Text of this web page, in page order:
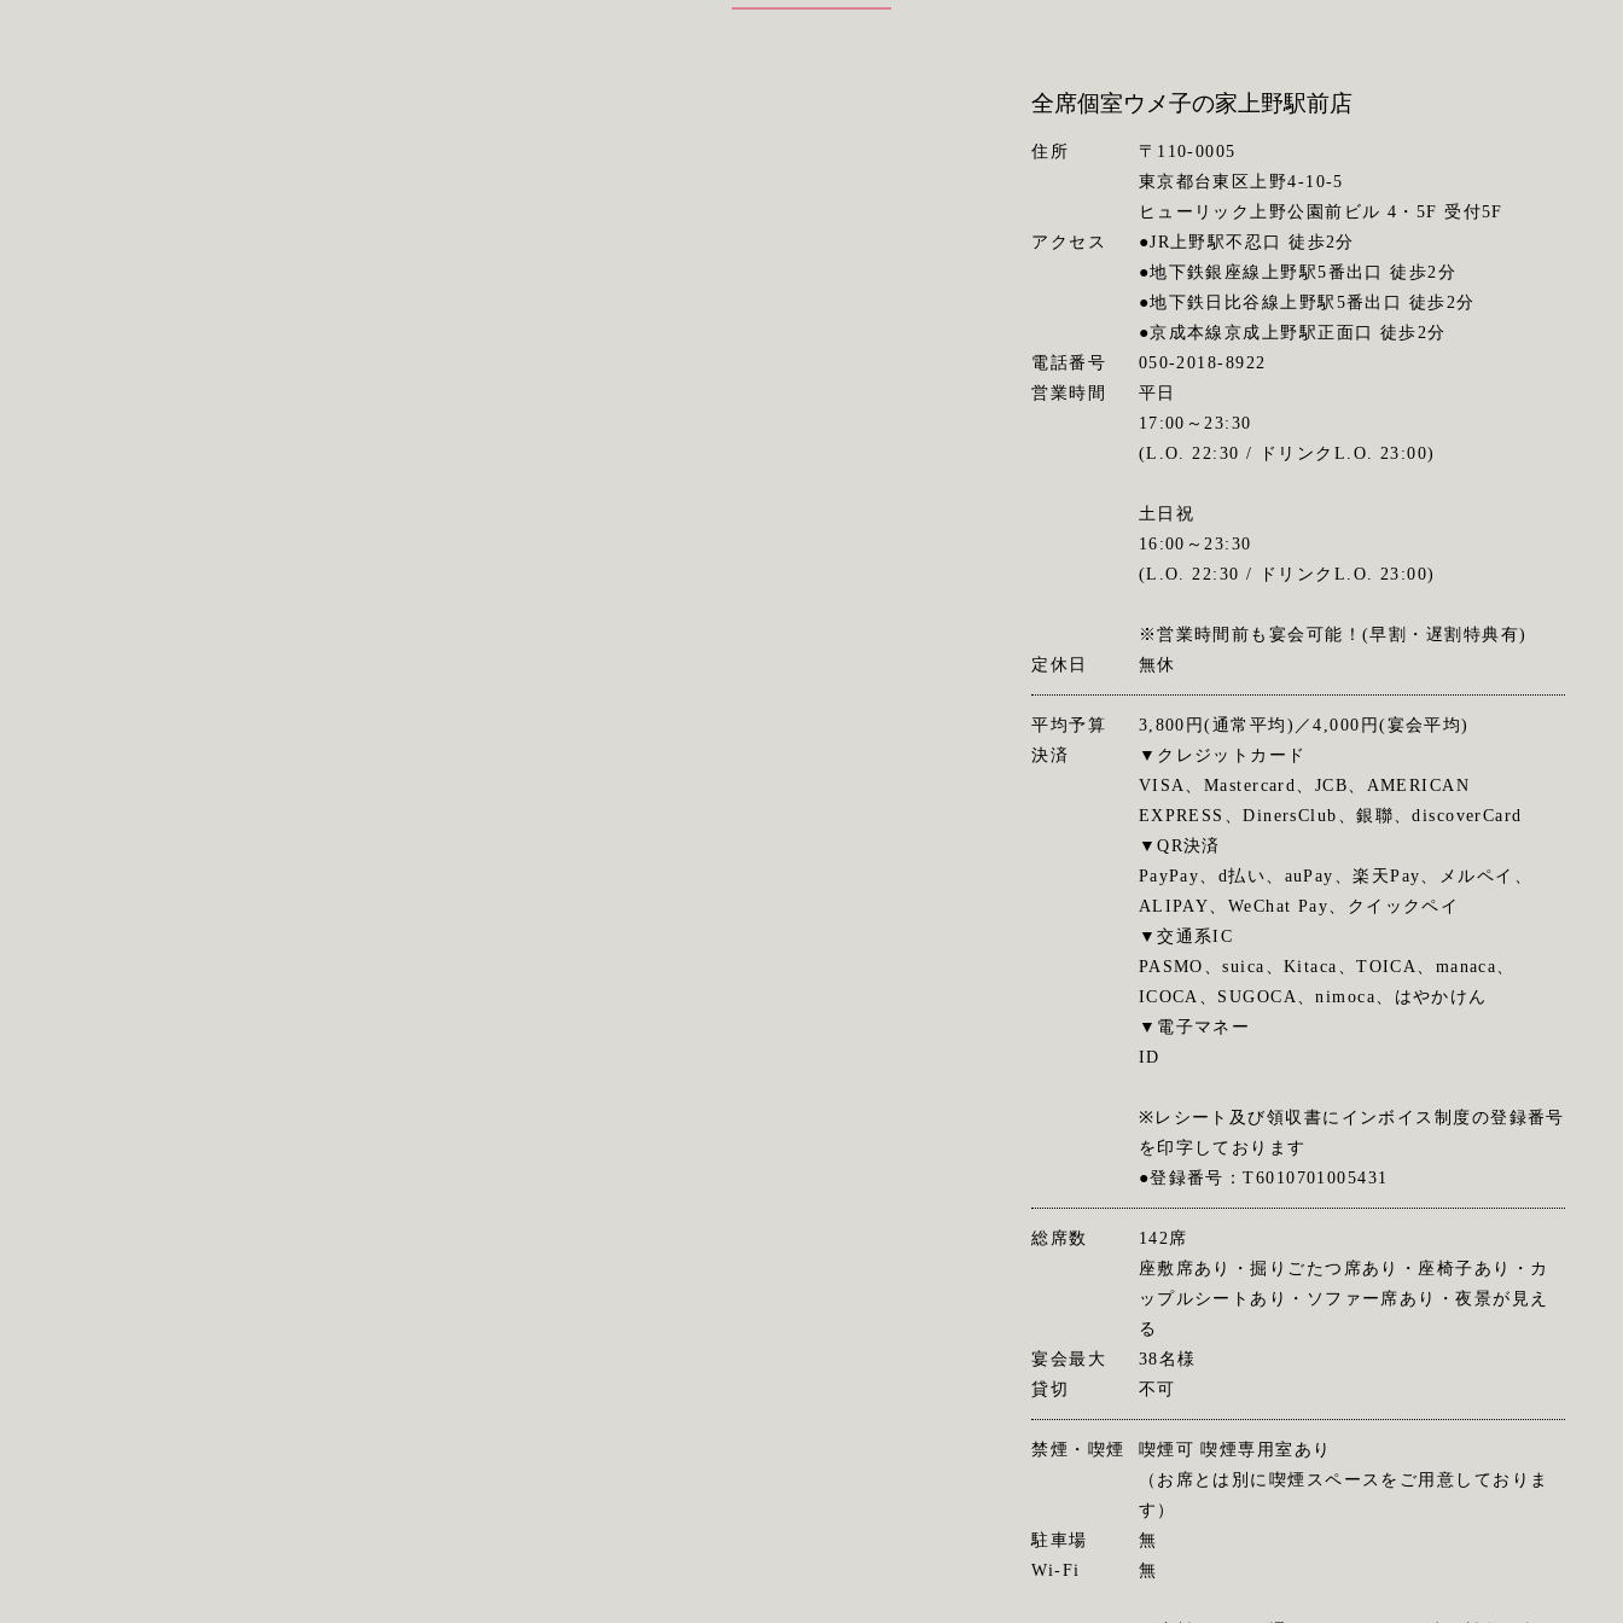
全席個室ウメ子の家 上野駅前店
住所
〒110-0005
東京都台東区上野4-10-5
ヒューリック上野公園前ビル 4・5F 受付5F
アクセス
●JR上野駅不忍口 徒歩2分
●地下鉄銀座線上野駅5番出口 徒歩2分
●地下鉄日比谷線上野駅5番出口 徒歩2分
●京成本線京成上野駅正面口 徒歩2分
電話番号
050-2018-8922
営業時間
平日
17:00～23:30
(L.O. 22:30 / ドリンクL.O. 23:00)
土日祝
16:00～23:30
(L.O. 22:30 / ドリンクL.O. 23:00)
※営業時間前も宴会可能！(早割・遅割特典有)
定休日
無休
平均予算
3,800円(通常平均)／4,000円(宴会平均)
決済
▼クレジットカード
VISA、Mastercard、JCB、AMERICAN
EXPRESS、DinersClub、銀聯、discoverCard
▼QR決済
PayPay、d払い、auPay、楽天Pay、メルペイ、
ALIPAY、WeChat Pay、クイックペイ
▼交通系IC
PASMO、suica、Kitaca、TOICA、manaca、
ICOCA、SUGOCA、nimoca、はやかけん
▼電子マネー
ID
※レシート及び領収書にインボイス制度の登録番号
を印字しております
●登録番号：T6010701005431
総席数
142席
座敷席あり・掘りごたつ席あり・座椅子あり・カ
ップルシートあり・ソファー席あり・夜景が見え
る
宴会最大
38名様
貸切
不可
禁煙・喫煙
喫煙可 喫煙専用室あり
（お席とは別に喫煙スペースをご用意しておりま
す）
駐車場
無
Wi-Fi
無